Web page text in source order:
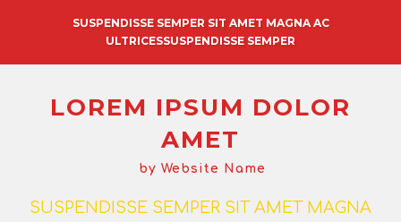
SUSPENDISSE SEMPER SIT AMET MAGNA AC
ULTRICESSUSPENDISSE SEMPER
LOREM IPSUM DOLOR
AMET
by Website Name
SUSPENDISSE SEMPER SIT AMET MAGNA